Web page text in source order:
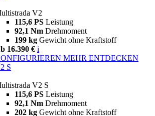
V2
115,6 PS Leistung
92,1 Nm Drehmoment
199 kg Gewicht ohne Kraftstoff
16.390 € i
MEHR ENTDECKEN
S
V2 S
115,6 PS Leistung
92,1 Nm Drehmoment
202 kg Gewicht ohne Kraftstoff